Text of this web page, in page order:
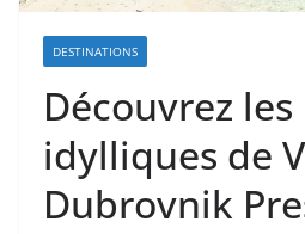
DESTINATIONS
Découvrez
idylliques de
Dubrovnik